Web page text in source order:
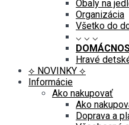
Obaly na
Organizácia
Všetko do
⌵ ⌵ ⌵
Hravé
⟡ NOVINKY ⟡
Informácie
Ako nakupovať
Ako
Doprava a